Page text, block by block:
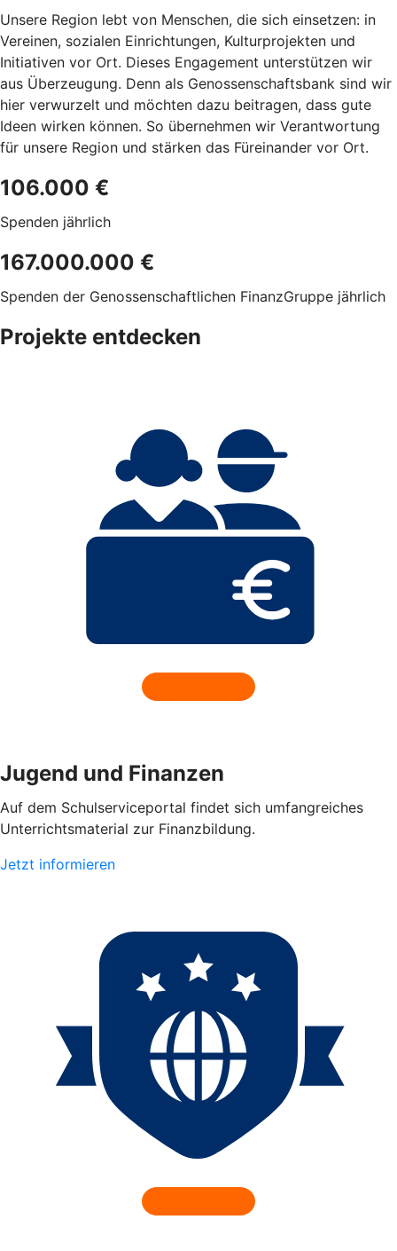
Unsere Region lebt von Menschen, die sich einsetzen: in
Vereinen, sozialen Einrichtungen, Kulturprojekten und
Initiativen vor Ort. Dieses Engagement unterstützen wir
aus Überzeugung. Denn als Genossenschaftsbank sind wir
hier verwurzelt und möchten dazu beitragen, dass gute
Ideen wirken können. So übernehmen wir Verantwortung
für unsere Region und stärken das Füreinander vor Ort.
106.000 €
Spenden jährlich
167.000.000 €
Spenden der Genossenschaftlichen FinanzGruppe jährlich
Projekte entdecken
Jugend und Finanzen
Auf dem Schulserviceportal findet sich umfangreiches
Unterrichtsmaterial zur Finanzbildung.
Jetzt informieren